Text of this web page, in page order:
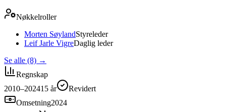
Nøkkelroller
Morten SøylandStyreleder
Leif Jarle VigreDaglig leder
Se alle (8) →
Regnskap
2010–202415 år
Revidert
Omsetning2024